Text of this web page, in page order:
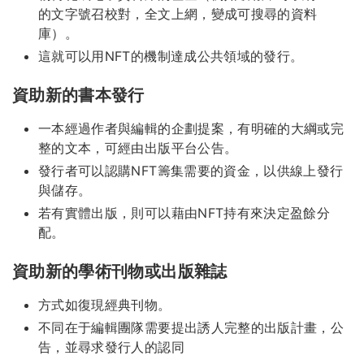
的文字號召校對，全文上網，變成可搜尋的資料
庫）。
這就可以用NFT的機制達成公共領域的發行。
資助新的書本發行
一本經過作者與編輯的企劃提案，有明確的大綱或完
整的文本，可經由出版平台公告。
發行者可以認購NFT籌集需要的資金，以供線上發行
與儲存。
若有實體出版，則可以藉由NFT持有來決定盈餘分
配。
資助新的學術刊物或出版雜誌
方式如復現經典刊物。
不同在于編輯團隊需要提出誘人完整的出版計畫，公
告，並尋求發行人的認同